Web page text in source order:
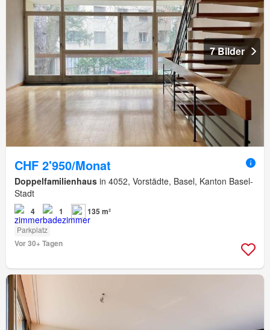
7 Bilder
CHF 2'950/Monat
Doppelfamilienhaus in 4052, Vorstädte, Basel, Kanton Basel-
Stadt
4 1 135 m²
Parkplatz
Vor 30+ Tagen